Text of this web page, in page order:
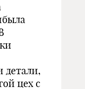
детали,
цех с